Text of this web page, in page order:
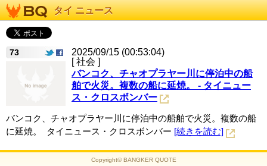
タイ ニュース
73
2025/09/15 (00:53:04)
[ 社会 ]
バンコク、チャオプラヤー川に停泊中の船
舶で火災。複数の船に延焼。 - タイニュー
ス・クロスボンバー
バンコク、チャオプラヤー川に停泊中の船舶で火災。複数の船
に延焼。 タイニュース・クロスボンバー [続きを読む]
Copyright© BANGKER QUOTE